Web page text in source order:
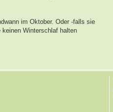
im Oktober. Oder -falls sie
Winterschlaf halten